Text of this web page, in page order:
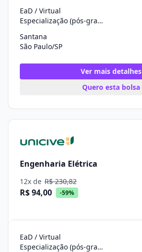
EaD / Virtual
Especialização (pós-graduação)
Santana
São Paulo/SP
Ver mais detalhes
Quero esta bolsa
Engenharia Elétrica
12x de R$ 230,82
R$ 94,00 -59%
EaD / Virtual
Especialização (pós-graduação)